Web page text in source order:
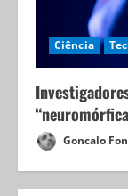
Ciência
Goncalo